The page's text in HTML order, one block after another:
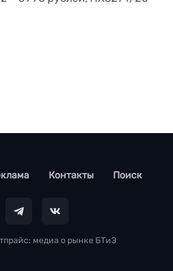
Контакты Поиск
медиа о рынке БТиЭ